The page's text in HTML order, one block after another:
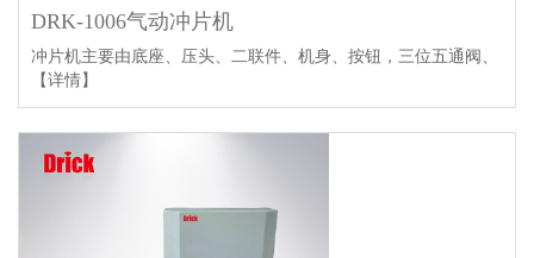
DRK-1006气动冲片机
冲片机主要由底座、压头、二联件、机身、按钮，三位五通阀、
【详情】